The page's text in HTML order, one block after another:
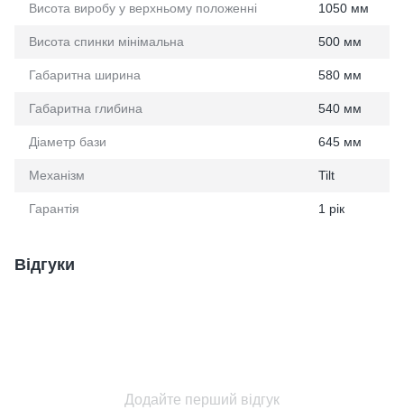
Висота виробу у верхньому положенні 1050 мм
Висота спинки мінімальна 500 мм
Габаритна ширина 580 мм
Габаритна глибина 540 мм
Діаметр бази 645 мм
Механізм Tilt
Гарантія 1 рік
Відгуки
Додайте перший відгук